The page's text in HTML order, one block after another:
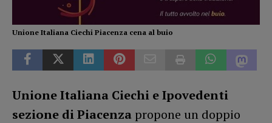
Unione Italiana Ciechi Piacenza cena al buio
Unione Italiana Ciechi e Ipovedenti
sezione di Piacenza propone un doppio